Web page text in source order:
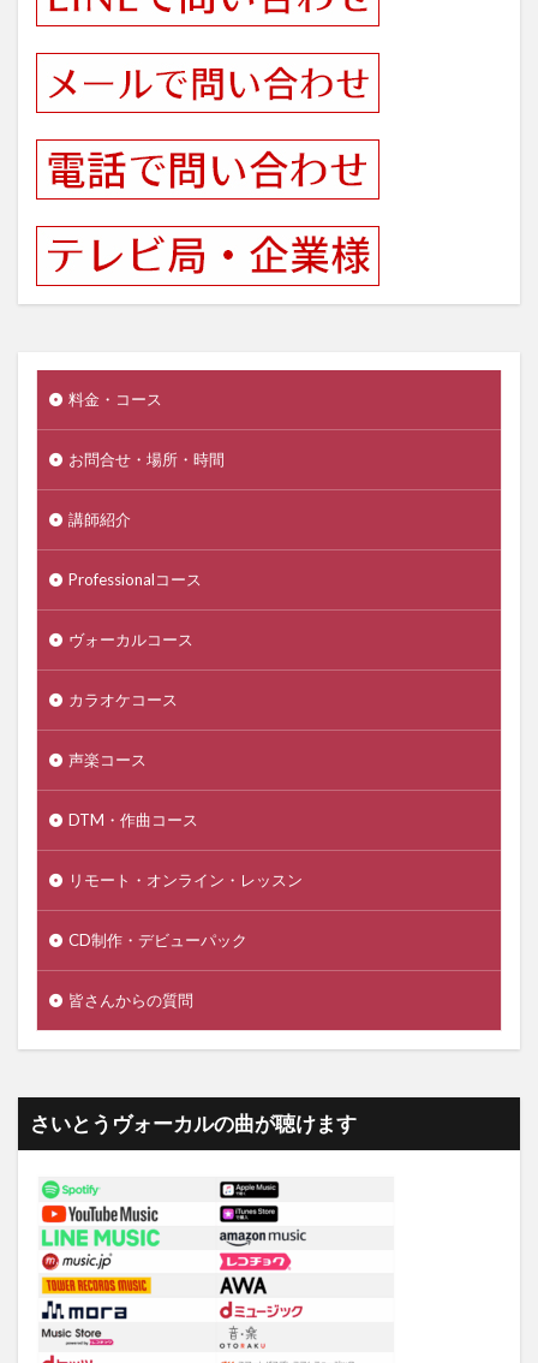
料金・コース
お問合せ・場所・時間
講師紹介
Professionalコース
ヴォーカルコース
カラオケコース
声楽コース
DTM・作曲コース
リモート・オンライン・レッスン
CD制作・デビューパック
皆さんからの質問
さいとうヴォーカルの曲が聴けます